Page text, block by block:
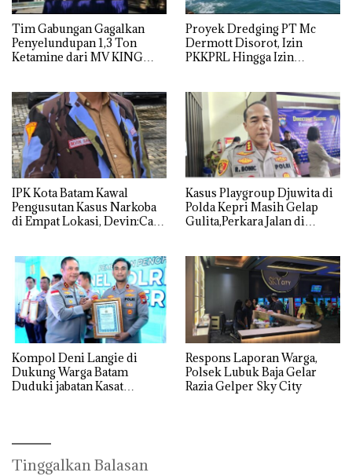
Tim Gabungan Gagalkan
Penyelundupan 1,3 Ton
Ketamine dari MV KING
Proyek Dredging PT Mc
Dermott Disorot, Izin
PKKPRL Hingga Izin
IPK Kota Batam Kawal
Pengusutan Kasus Narkoba
di Empat Lokasi, Devin:Cari
Kasus Playgroup Djuwita di
Polda Kepri Masih Gelap
Gulita,Perkara Jalan di
Kompol Deni Langie di
Dukung Warga Batam
Duduki jabatan Kasat
Respons Laporan Warga,
Polsek Lubuk Baja Gelar
Razia Gelper Sky City
Tinggalkan Balasan